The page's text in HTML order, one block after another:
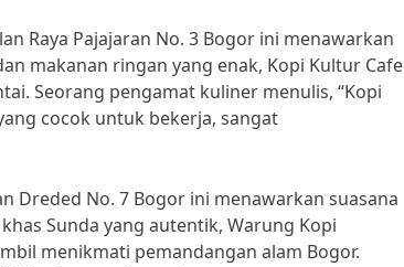
Raya Pajajaran No. 3 Bogor ini menawarkan
makanan ringan yang enak, Kopi Kultur Cafe
Seorang pengamat kuliner menulis, “Kopi
cocok untuk bekerja, sangat
Dreded No. 7 Bogor ini menawarkan suasana
Sunda yang autentik, Warung Kopi
menikmati pemandangan alam Bogor.